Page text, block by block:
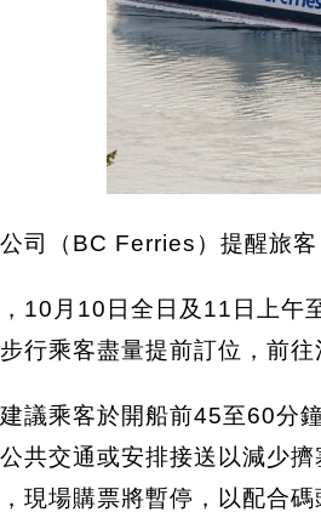
司（BC Ferries）提醒旅
10月10日全日及11日上午
行乘客盡量提前訂位，前
議乘客於開船前45至60分
共交通或安排接送以減少
現場購票將暫停，以配合碼